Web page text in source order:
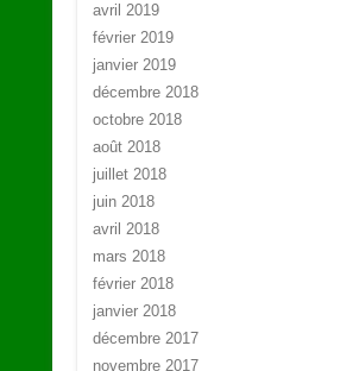
avril 2019
février 2019
janvier 2019
décembre 2018
octobre 2018
août 2018
juillet 2018
juin 2018
avril 2018
mars 2018
février 2018
janvier 2018
décembre 2017
novembre 2017